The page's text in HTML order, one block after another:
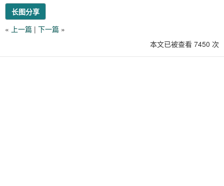
长图分享
« 上一篇 | 下一篇 »
本文已被查看 7450 次